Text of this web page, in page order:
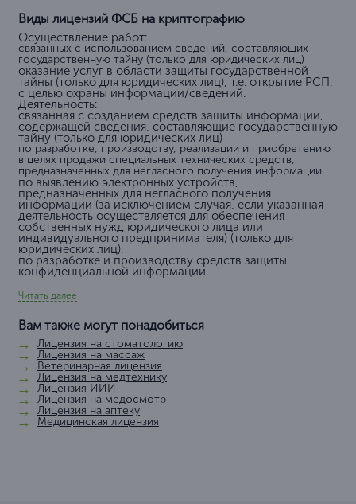
Виды лицензий ФСБ на криптографию
Осуществление работ:
связанных с использованием сведений, составляющих
государственную тайну (только для юридических лиц)
оказание услуг в области защиты государственной
тайны (только для юридических лиц), т.е. открытие РСП,
с целью охраны информации/сведений.
Деятельность:
связанная с созданием средств защиты информации,
содержащей сведения, составляющие государственную
тайну (только для юридических лиц)
по разработке, производству, реализации и приобретению
в целях продажи специальных технических средств,
предназначенных для негласного получения информации.
по выявлению электронных устройств,
предназначенных для негласного получения
информации (за исключением случая, если указанная
деятельность осуществляется для обеспечения
собственных нужд юридического лица или
индивидуального предпринимателя) (только для
юридических лиц).
по разработке и производству средств защиты
конфиденциальной информации.
Читать далее
Вам также могут понадобиться
Лицензия на стоматологию
Лицензия на массаж
Ветеринарная лицензия
Лицензия на медтехнику
Лицензия ИИИ
Лицензия на медосмотр
Лицензия на аптеку
Медицинская лицензия